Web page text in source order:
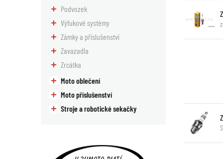
Podvozek
Výfukové systémy
Zámky a příslušenství
Zavazadla
Zrcátka
Moto oblečení
Moto příslušenství
Stroje a robotické sekačky